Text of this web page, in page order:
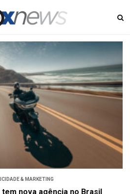
& MARKETING
nova agência no Brasil